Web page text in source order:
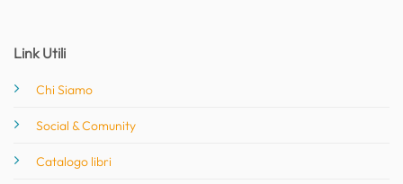
Link Utili
Chi Siamo
Social & Comunity
Catalogo libri